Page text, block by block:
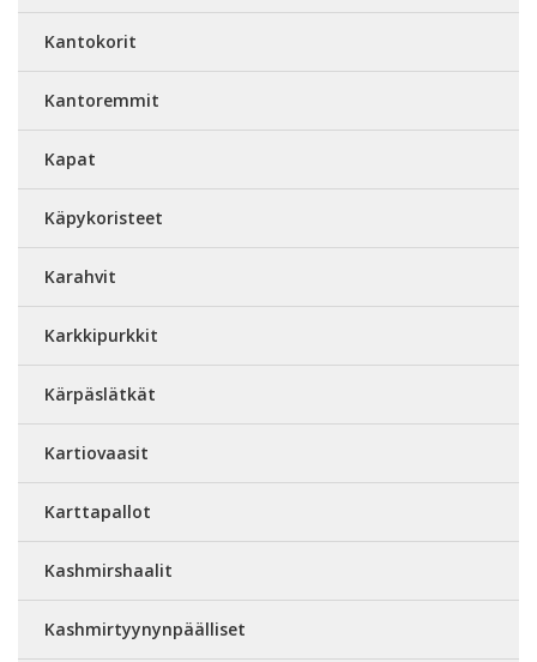
Kantokorit
Kantoremmit
Kapat
Käpykoristeet
Karahvit
Karkkipurkkit
Kärpäslätkät
Kartiovaasit
Karttapallot
Kashmirshaalit
Kashmirtyynynpäälliset